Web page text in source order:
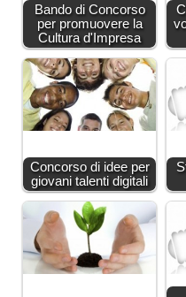
Bando di Concorso
per promuovere la
Cultura d'Impresa
Concorso di idee per
giovani talenti digitali